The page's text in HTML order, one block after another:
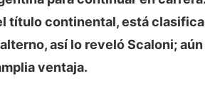
título continental, está
así lo reveló Scaloni;
ventaja.